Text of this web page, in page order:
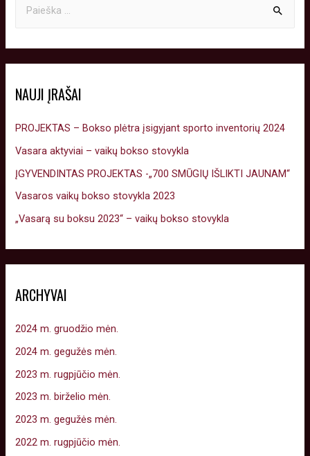
NAUJI ĮRAŠAI
PROJEKTAS – Bokso plėtra įsigyjant sporto inventorių 2024
Vasara aktyviai – vaikų bokso stovykla
ĮGYVENDINTAS PROJEKTAS -„700 SMŪGIŲ IŠLIKTI JAUNAM“
Vasaros vaikų bokso stovykla 2023
„Vasarą su boksu 2023“ – vaikų bokso stovykla
ARCHYVAI
2024 m. gruodžio mėn.
2024 m. gegužės mėn.
2023 m. rugpjūčio mėn.
2023 m. birželio mėn.
2023 m. gegužės mėn.
2022 m. rugpjūčio mėn.